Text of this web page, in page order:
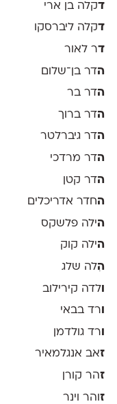
דקלה בן ארי
דקלה ליברסקו
דר לאור
הדר בן־שלום
הדר בר
הדר ברוך
הדר גיברלטר
הדר מרדכי
הדר קטן
החדר אדריכלים
הילה פלשקס
הילה קוק
הִלה שלג
ולדה קירילוב
רד בבאי
רד גולדמן
זאב אנגלמאיר
זהר קורן
זוהר וינר